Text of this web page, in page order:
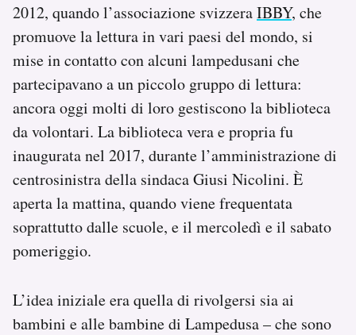
2012, quando l’associazione svizzeraIBBY, che
promuove la lettura in vari paesi del mondo, si
mise in contatto con alcuni lampedusani che
partecipavano a un piccolo gruppo di lettura:
ancora oggi molti di loro gestiscono la biblioteca
da volontari. La biblioteca vera e propria fu
inaugurata nel 2017, durante l’amministrazione di
centrosinistra della sindaca Giusi Nicolini. È
aperta la mattina, quando viene frequentata
soprattutto dalle scuole, e il mercoledì e il sabato
pomeriggio.
L’idea iniziale era quella di rivolgersi sia ai
bambini e alle bambine di Lampedusa – che sono